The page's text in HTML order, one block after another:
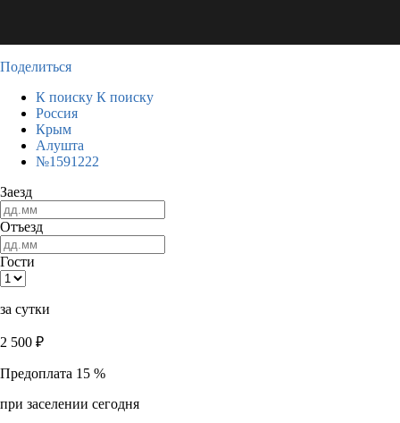
Поделиться
К поиску К поиску
Россия
Крым
Алушта
№1591222
Заезд
Отъезд
Гости
за сутки
2 500 ₽
Предоплата 15 %
при заселении сегодня